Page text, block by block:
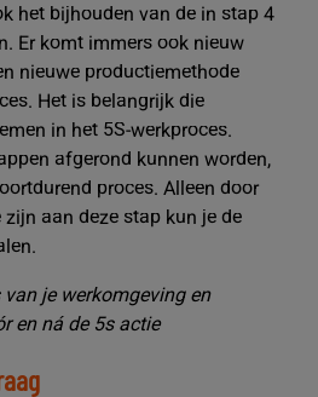
het bijhouden van de in stap 4
Er komt immers ook nieuw
nieuwe productiemethode
Het is belangrijk die
in het 5S-werkproces.
afgerond kunnen worden,
proces. Alleen door
aan deze stap kun je de
van je werkomgeving en
en ná de 5s actie